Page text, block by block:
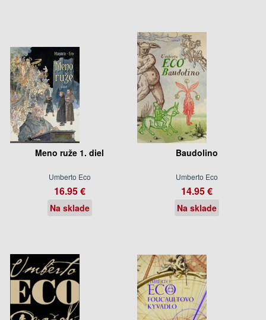
Meno ruže 1. diel
Umberto Eco
16.95 €
Na sklade
Baudolino
Umberto Eco
14.95 €
Na sklade